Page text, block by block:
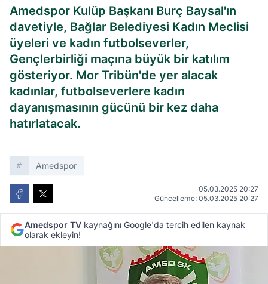
Amedspor Kulüp Başkanı Burç Baysal'ın
davetiyle, Bağlar Belediyesi Kadın Meclisi
üyeleri ve kadın futbolseverler,
Gençlerbirliği maçına büyük bir katılım
gösteriyor. Mor Tribün'de yer alacak
kadınlar, futbolseverlere kadın
dayanışmasının gücünü bir kez daha
hatırlatacak.
Amedspor
05.03.2025 20:27
Güncelleme: 05.03.2025 20:27
Amedspor TV kaynağını Google'da tercih edilen kaynak
olarak ekleyin!